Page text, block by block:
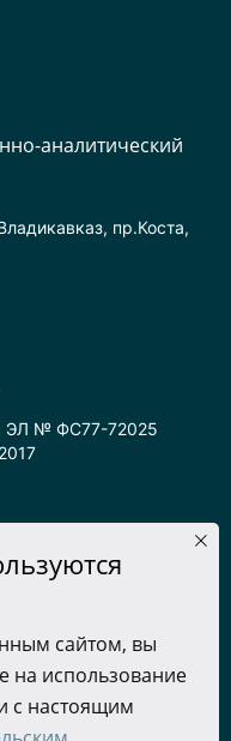
ЭЛ № ФС77-72025
для лиц старше 16 лет.
законодательством
Любое использование
возможно только
и при строгом
аналитический
пр.Коста,
сайтом, вы
на использование
с настоящим